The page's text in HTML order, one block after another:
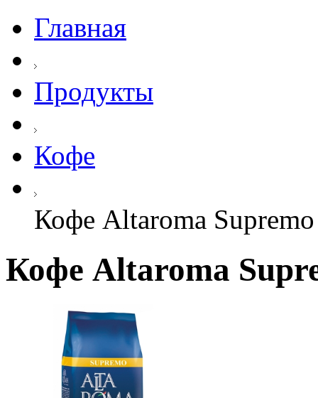
Главная
Продукты
Кофе
Кофе Altaroma Supremo
Кофе Altaroma